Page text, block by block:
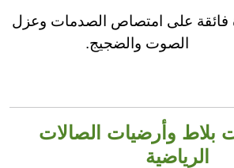
فائقة على امتصاص الصدمات وعزل
الصوت والضجيج.
بلاط وأرضيات الصالات
الرياضية